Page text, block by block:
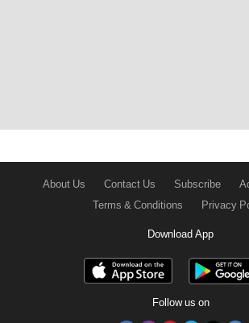
About Us Contact Us Subscribe
Terms & Conditions
Privacy
Download App
Follow us on